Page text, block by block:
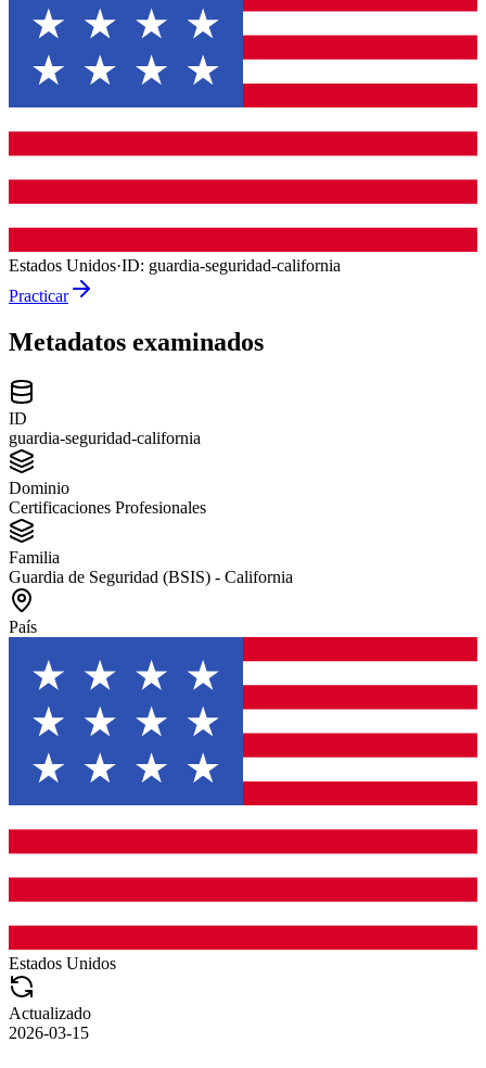
Estados Unidos·ID: guardia-seguridad-california
Practicar
Metadatos examinados
ID
guardia-seguridad-california
Dominio
Certificaciones Profesionales
Familia
Guardia de Seguridad (BSIS) - California
País
Estados Unidos
Actualizado
2026-03-15